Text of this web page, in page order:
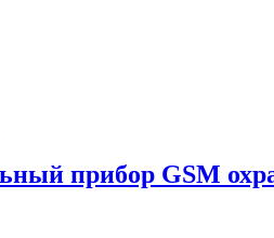
прибор GSM